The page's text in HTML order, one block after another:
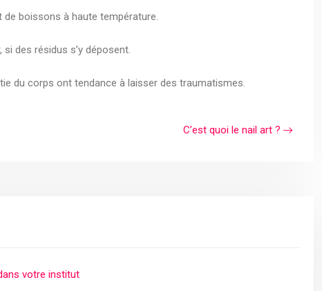
boissons à haute température.
des résidus s’y déposent.
du corps ont tendance à laisser des traumatismes.
C’est quoi le nail art ?
votre institut